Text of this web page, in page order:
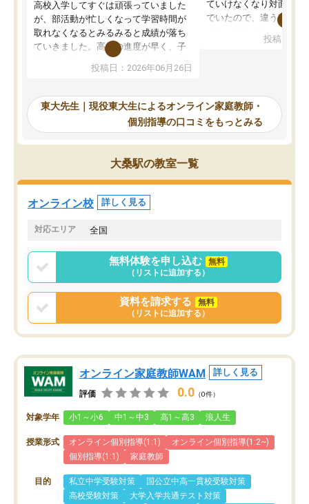
高校入学してすぐは頑張っていました
が、部活動が忙しくなって学習時間が
取れなくなるとみるみると成績が落ち
ていきました。高校の進度が早く、子
供も家に帰って勉強の話すると嫌な反
応を示します。東大先生にお願いして
れるので、親としても安心です。毎日
使える自習室とかもあり、わからない
ところがあれば先生が回答してくれる
のも重宝しています。
投稿日：2026年06月26日
ていけなくなり対面の塾
でいたので、違うアプロ
で、当初は模試でD判定
自習室が毎日使えていつ
るのが心強かったよう
謝です。
投稿日：
東大先生｜現役東大生によるオンライン家庭教師・
個別指導の口コミをもっとみる
大桑駅の教室一覧
オンライン校 詳しく見る
対応エリア 全国
無料体験を申し込む
無料
（リストに追加する）
資料を請求する
無料
（リストに追加する）
オンライン家庭教師WAM 詳しく見る
評価 0.0 （0件）
対象学年 小1～小6 中1～中3 高1～高3 浪人生
授業形式 オンライン個別指導(1:1)
オンライン個別指導(1:2~)
個別指導(1:1)
家庭教師
目的 私立中学受験対策
国公立中高一貫校受験対策
高校受験対策
大学入学共通テスト対策